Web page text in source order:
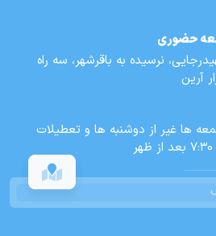
حضوری
نرسیده به باقرشهر، سه راه
آرین
ها غیر از دوشنبه ها و تعطیلات